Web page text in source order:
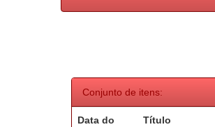
Conjunto de itens:
Data do Título